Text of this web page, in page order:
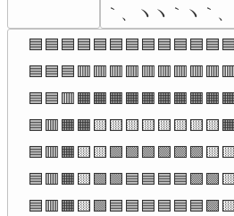
｀、ヽヽ｀ヽ｀